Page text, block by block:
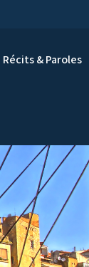
Récits & Paroles